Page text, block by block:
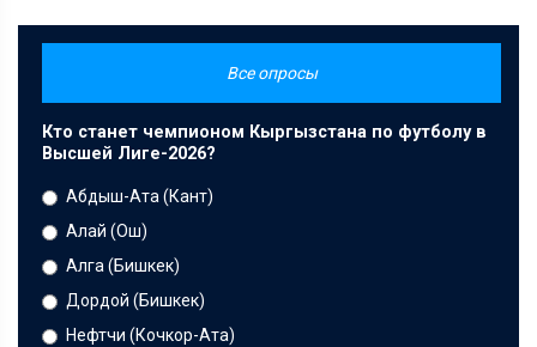
Все опросы
Кто станет чемпионом Кыргызстана по футболу в
Высшей Лиге-2026?
Абдыш-Ата (Кант)
Алай (Ош)
Алга (Бишкек)
Дордой (Бишкек)
Нефтчи (Кочкор-Ата)